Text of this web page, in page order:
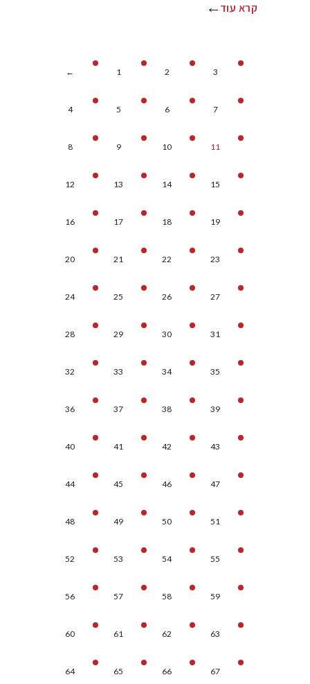
קרא עוד
← 1 2 3
4 5 6 7
8 9 10 11
12 13 14 15
16 17 18 19
20 21 22 23
24 25 26 27
28 29 30 31
32 33 34 35
36 37 38 39
40 41 42 43
44 45 46 47
48 49 50 51
52 53 54 55
56 57 58 59
60 61 62 63
64 65 66 67